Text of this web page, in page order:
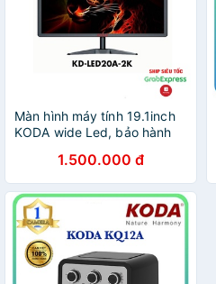
Màn hình máy tính 19.1inch
KODA wide Led, bảo hành
1.500.000 đ